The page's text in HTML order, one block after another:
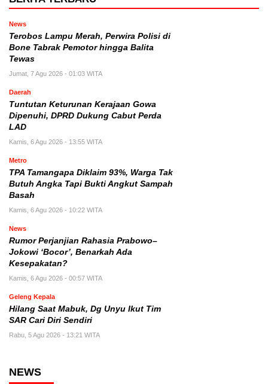
News
Terobos Lampu Merah, Perwira Polisi di
Bone Tabrak Pemotor hingga Balita
Tewas
Jumat, 7 Agu 2026 - 01:03 WITA
Daerah
Tuntutan Keturunan Kerajaan Gowa
Dipenuhi, DPRD Dukung Cabut Perda
LAD
Kamis, 6 Agu 2026 - 13:55 WITA
Metro
TPA Tamangapa Diklaim 93%, Warga Tak
Butuh Angka Tapi Bukti Angkut Sampah
Basah
Kamis, 6 Agu 2026 - 10:22 WITA
News
Rumor Perjanjian Rahasia Prabowo–
Jokowi ‘Bocor’, Benarkah Ada
Kesepakatan?
Kamis, 6 Agu 2026 - 00:57 WITA
Geleng Kepala
Hilang Saat Mabuk, Dg Unyu Ikut Tim
SAR Cari Diri Sendiri
Rabu, 5 Agu 2026 - 13:21 WITA
NEWS